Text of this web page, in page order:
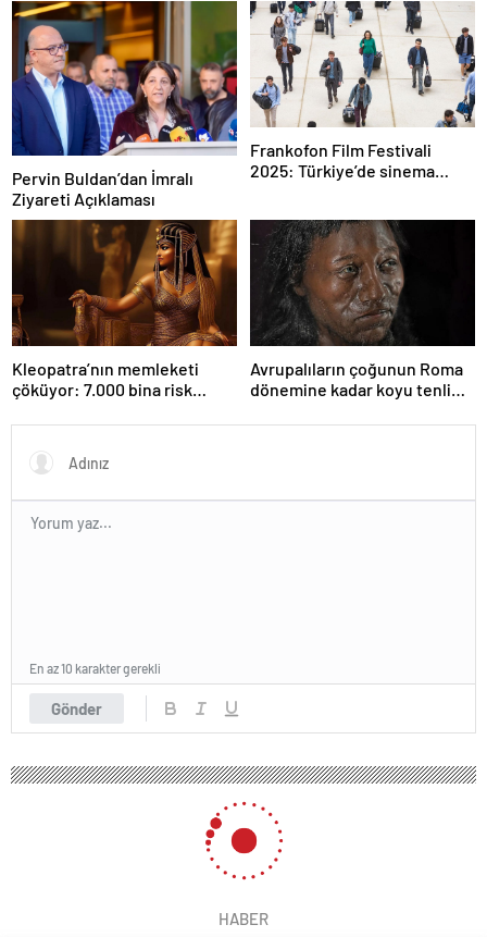
koruyan mucize besin
alabaş…
Pervin Buldan’dan İmralı
Ziyareti Açıklaması
Frankofon Film Festivali
2025: Türkiye’de sinema
Kleopatra’nın memleketi
çöküyor: 7.000 bina risk
Avrupalıların çoğunun Roma
dönemine kadar koyu tenli
Gönder
En az 10 karakter gerekli
HABER